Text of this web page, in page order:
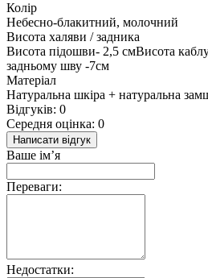
Колір
Небесно-блакитний, молочний
Висота халяви / задника
Висота підошви- 2,5 смВисота
задньому шву -7см
Матеріал
Натуральна шкіра + натуральна
Відгуків: 0
Середня оцінка: 0
Написати відгук
Ваше ім’я
Переваги:
Недостатки: